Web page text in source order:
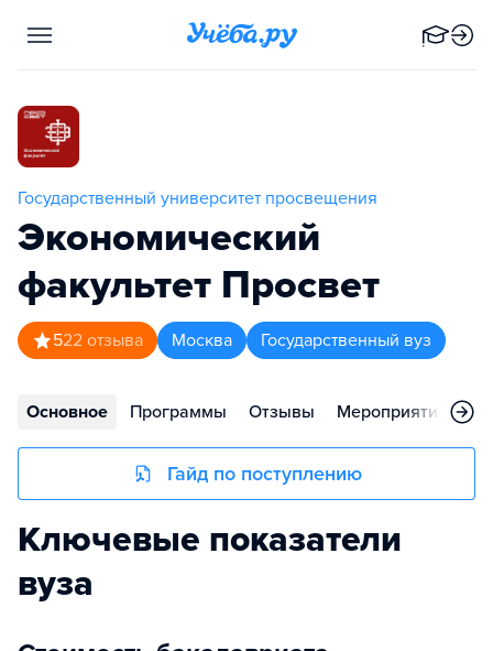
Государственный университет просвещения
Экономический
факультет Просвет
522 отзыва Москва Государственный вуз
Основное Программы Отзывы Мероприятия
Гайд по поступлению
Ключевые показатели
вуза